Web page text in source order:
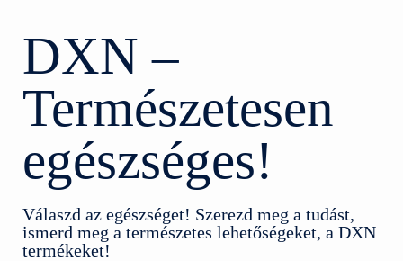
DXN –
Természetesen
egészséges!
Válaszd az egészséget! Szerezd meg a tudást,
ismerd meg a természetes lehetőségeket, a DXN
termékeket!